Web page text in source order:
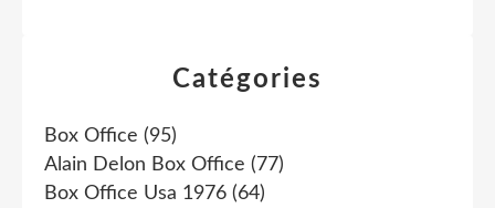
Catégories
Box Office (95)
Alain Delon Box Office (77)
Box Office Usa 1976 (64)